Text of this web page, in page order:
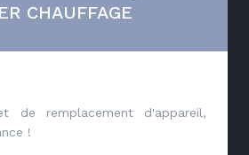
CHAUFFAGE
de remplacement d'appareil,
!